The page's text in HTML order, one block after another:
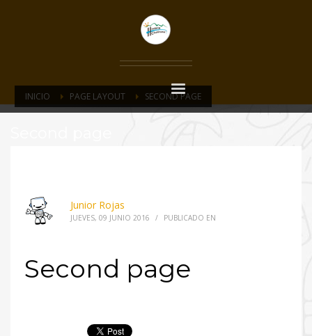
INICIO PAGE LAYOUT SECOND PAGE
Junior Rojas
JUEVES, 09 JUNIO 2016 / PUBLICADO EN
Second page